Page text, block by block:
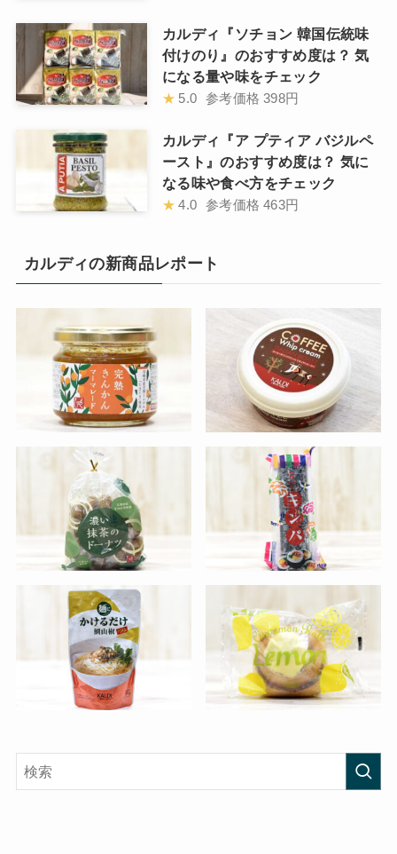
カルディ『ソチョン 韓国伝統味
付けのり』のおすすめ度は？ 気
になる量や味をチェック
★ 5.0 参考価格 398円
カルディ『ア プティア バジルペ
ースト』のおすすめ度は？ 気に
なる味や食べ方をチェック
★ 4.0 参考価格 463円
カルディの新商品レポート